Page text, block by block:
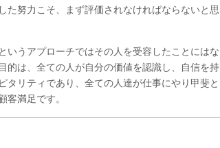
た努力こそ、まず評価されなければならないと思
いうアプローチではその人を受容したことにはな
的は、全ての人が自分の価値を認識し、自信を持
タリティであり、全ての人達が仕事にやり甲斐と
客満足です。